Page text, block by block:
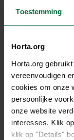
Toestemming
Horta.org
Horta.org
vereenvoudigen
cookies om onze
persoonlijke
onze website
interesses. Klik
klik op "Details"
Beschrijving
Volledige,
conditie en
Fijne mengeling
3 mm legkorrel